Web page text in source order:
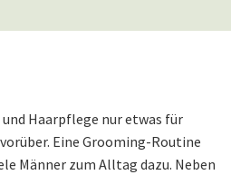
Haarpflege nur etwas für
Eine Grooming-Routine
Männer zum Alltag dazu. Neben